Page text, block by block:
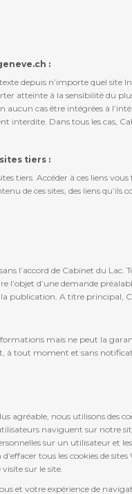
:
depuis n’importe quel
atteinte à la sensibilité du
aucun cas être intégrées à
Dans tous les cas,
tiers :
tiers. Accéder à ces liens
de ces sites, des liens
l’accord de Cabinet du
l’objet d’une demande
publication. A titre principal,
mais ne peut la
à tout moment et sans
agréable, nous utilisons des
naviguent sur notre
sur un utilisateur et
tous les cookies de
sur le site.
et votre expérience de